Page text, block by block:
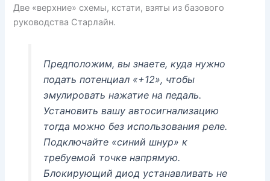
Две «верхние» схемы, кстати, взяты из базового
руководства Старлайн.
Предположим, вы знаете, куда нужно
подать потенциал «+12», чтобы
эмулировать нажатие на педаль.
Установить вашу автосигнализацию
тогда можно без использования реле.
Подключайте «синий шнур» к
требуемой точке напрямую.
Блокирующий диод устанавливать не